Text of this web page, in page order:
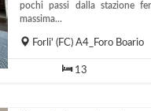
pochi passi dalla stazione
massima...
Forli' (FC)A4_Foro Boario
13